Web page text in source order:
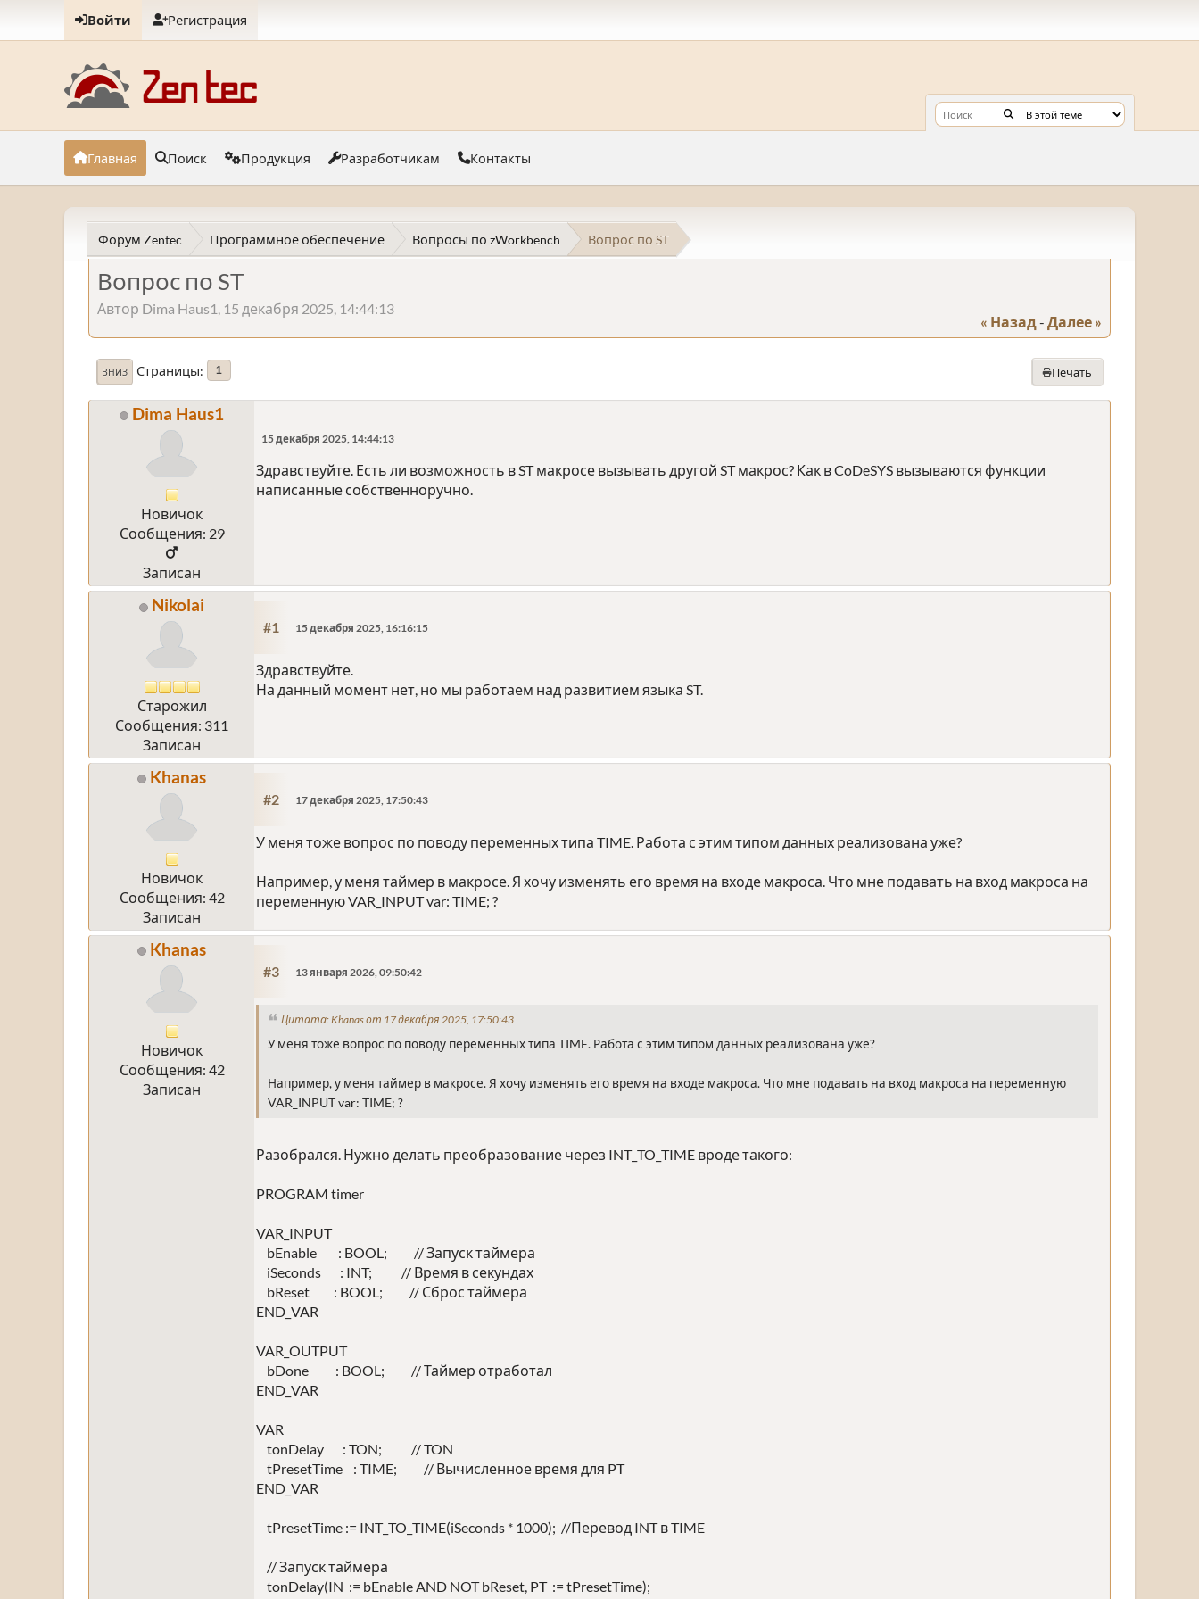
Войти Регистрация
Главная Поиск Продукция Разработчикам Контакты
Форум Zentec Программное обеспечение Вопросы по zWorkbench Вопрос по ST
Вопрос по ST
Автор Dima Haus1, 15 декабря 2025, 14:44:13
« Назад - Далее »
Печать
ВНИЗ Страницы 1
Dima Haus1
Новичок
Сообщения: 29
Записан
15 декабря 2025, 14:44:13
Здравствуйте. Есть ли возможность в ST макросе вызывать другой ST макрос? Как в CoDeSYS вызываются функции
написанные собственноручно.
Nikolai
Старожил
Сообщения: 311
Записан
#1 15 декабря 2025, 16:16:15
Здравствуйте.
На данный момент нет, но мы работаем над развитием языка ST.
Khanas
Новичок
Сообщения: 42
Записан
#2 17 декабря 2025, 17:50:43
У меня тоже вопрос по поводу переменных типа TIME. Работа с этим типом данных реализована уже?
Например, у меня таймер в макросе. Я хочу изменять его время на входе макроса. Что мне подавать на вход макроса на
переменную VAR_INPUT var: TIME; ?
Khanas
Новичок
Сообщения: 42
Записан
#3 13 января 2026, 09:50:42
Цитата: Khanas от 17 декабря 2025, 17:50:43
У меня тоже вопрос по поводу переменных типа TIME. Работа с этим типом данных реализована уже?
Например, у меня таймер в макросе. Я хочу изменять его время на входе макроса. Что мне подавать на вход макроса на переменную
VAR_INPUT var: TIME; ?
Разобрался. Нужно делать преобразование через INT_TO_TIME вроде такого:
PROGRAM timer
VAR_INPUT
bEnable : BOOL; // Запуск таймера
iSeconds : INT; // Время в секундах
bReset : BOOL; // Сброс таймера
END_VAR
VAR_OUTPUT
bDone : BOOL; // Таймер отработал
END_VAR
VAR
tonDelay : TON; // TON
tPresetTime : TIME; // Вычисленное время для PT
END_VAR
tPresetTime := INT_TO_TIME(iSeconds * 1000); //Перевод INT в TIME
// Запуск таймера
tonDelay(IN := bEnable AND NOT bReset, PT := tPresetTime);